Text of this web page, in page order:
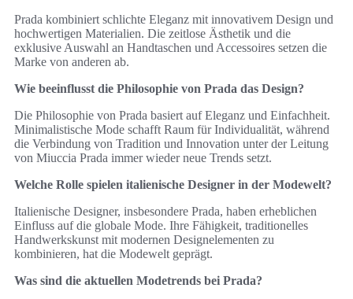
Prada kombiniert schlichte Eleganz mit innovativem Design und
hochwertigen Materialien. Die zeitlose Ästhetik und die
exklusive Auswahl an Handtaschen und Accessoires setzen die
Marke von anderen ab.
Wie beeinflusst die Philosophie von Prada das Design?
Die Philosophie von Prada basiert auf Eleganz und Einfachheit.
Minimalistische Mode schafft Raum für Individualität, während
die Verbindung von Tradition und Innovation unter der Leitung
von Miuccia Prada immer wieder neue Trends setzt.
Welche Rolle spielen italienische Designer in der Modewelt?
Italienische Designer, insbesondere Prada, haben erheblichen
Einfluss auf die globale Mode. Ihre Fähigkeit, traditionelles
Handwerkskunst mit modernen Designelementen zu
kombinieren, hat die Modewelt geprägt.
Was sind die aktuellen Modetrends bei Prada?